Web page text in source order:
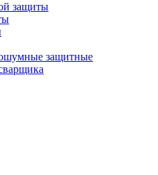
защиты
защитные